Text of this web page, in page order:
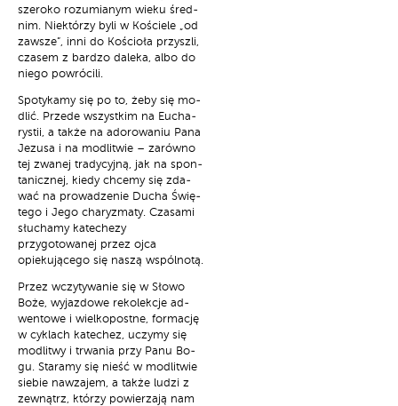
sze­ro­ko ro­zu­mia­nym wie­ku śred­
nim. Nie­któ­rzy by­li w Ko­ście­le „od
za­wsze”, in­ni do Ko­ścio­ła przy­szli,
cza­sem z bar­dzo da­le­ka, al­bo do
nie­go po­wró­ci­li.
Spo­ty­ka­my się po to, że­by się mo­
dlić. Przede wszyst­kim na Eu­cha­
ry­stii, a tak­że na ad­o­ro­wa­niu Pa­na
Je­zu­sa i na mo­dli­twie – za­rów­no
tej zwa­nej tra­dy­cyj­ną, jak na spon­
ta­nicz­nej, kie­dy chce­my się zda­
wać na pro­wa­dze­nie Du­cha Świę­
te­go i Je­go cha­ry­zma­ty. Czasami
słuchamy katechezy
przygotowanej przez ojca
opiekującego się naszą wspólnotą.
Przez wczy­ty­wa­nie się w Sło­wo
Bo­że, wy­jaz­do­we re­ko­lek­cje ad­
wen­to­we i wiel­ko­post­ne, for­ma­cję
w cy­klach ka­te­chez, uczy­my się
mo­dli­twy i trwa­nia przy Pa­nu Bo­
gu. Sta­ra­my się nieść w mo­dli­twie
sie­bie na­wza­jem, a tak­że lu­dzi z
ze­wnątrz, któ­rzy po­wie­rza­ją nam